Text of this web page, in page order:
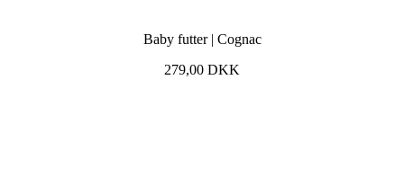
Baby futter | Cognac
279,00 DKK